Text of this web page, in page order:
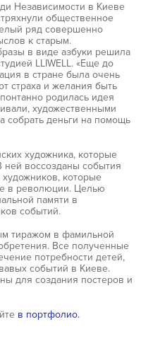
Независимости в Киеве
общественное
ряд совершенно
к старым.
в виде азбуки решила
LLIWELL. «Еще до
в стране была очень
страха и желания быть
родилась идея
художественными
собрать деньги на помощь
художника, которые
ней воссозданы события
которые
в революции. Целью
памяти в
событий.
тиражом в фамильной
Все полученные
потребности детей,
событий в Киеве.
для создания постеров и
в портфолио.